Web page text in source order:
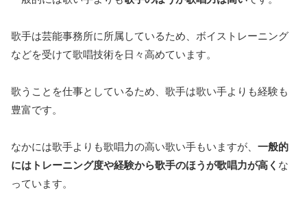
歌手は芸能事務所に所属しているため、ボイストレーニング
などを受けて歌唱技術を日々高めています。
歌うことを仕事としているため、歌手は歌い手よりも経験も
豊富です。
なかには歌手よりも歌唱力の高い歌い手もいますが、 一般的
にはトレーニング度や経験から歌手のほうが歌唱力が高く な
っています。